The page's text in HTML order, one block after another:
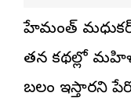
హేమంత్
తన కథల్లో మహిళా
బలం ఇస్తారని